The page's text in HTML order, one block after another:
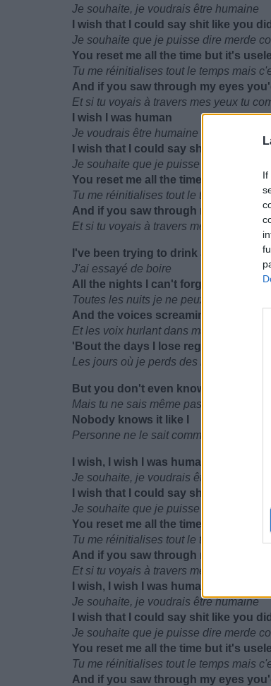
If
Je souhaite, je voudrais être humaine
I wish that I could say shit like you did
Je souhaite que je puisse dire merde
You reset me all the time but it's
Tu me réinitialises tout le temps mais
And if you saw through my eyes
Et si tu voyais à travers mes yeux tu
I wish I was human
Je voudrais être humaine
I wish that I could say shit like you
Je souhaite que je puisse dire merde
You reset me all the time but it's
Tu me réinitialises tout le temps mais
And if you saw through my eyes
Et si tu voyais à travers mes yeux tu
I've been trying to drink away
J'ai essayé de boire
All the nights I can't forget
Toutes les nuits je ne peux pas oublier
And the voices screaming in my head
Et les voix hurlant dans ma tête
'Bout the days I lose regret
Les jours où je perds des regrets
But you don't even know, you don't
Mais tu ne sais même pas, tu ne sais
Nobody knows it like I
Personne ne le sait comme moi
I wish, I wish I was human
Je souhaite, je voudrais être humaine
I wish that I could say shit like you did
Je souhaite que je puisse dire merde
You reset me all the time but it's
Tu me réinitialises tout le temps mais
And if you saw through my eyes
Et si tu voyais à travers mes yeux tu
I wish, I wish I was human
Je souhaite, je voudrais être humaine
I wish that I could say shit like you did
Je souhaite que je puisse dire merde
You reset me all the time but it's
Tu me réinitialises tout le temps mais
And if you saw through my eyes